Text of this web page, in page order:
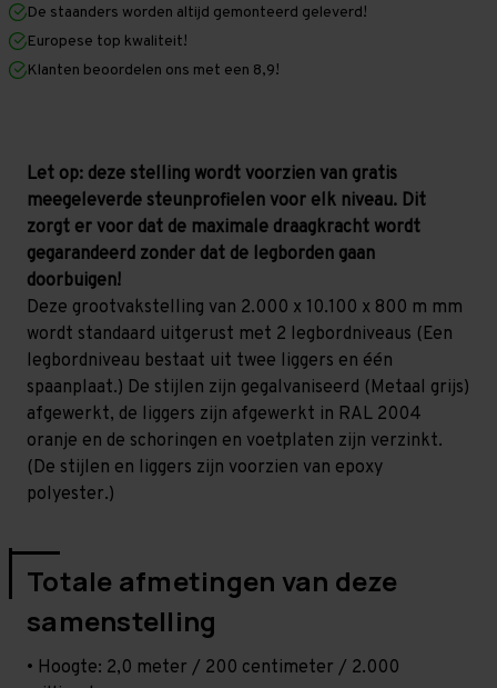
mm
x
800
mm
1.200
mm)
GALVA
mm
800
mm
1.200
mm)
GALVA
De staanders worden altijd gemonteerd geleverd!
Europese top kwaliteit!
Klanten beoordelen ons met een 8,9!
Let op: deze stelling wordt voorzien van gratis
meegeleverde steunprofielen voor elk niveau. Dit
zorgt er voor dat de maximale draagkracht wordt
gegarandeerd zonder dat de legborden gaan
doorbuigen!
Deze grootvakstelling van 2.000 x 10.100 x 800 m mm
wordt standaard uitgerust met 2 legbordniveaus (Een
legbordniveau bestaat uit twee liggers en één
spaanplaat.) De stijlen zijn gegalvaniseerd (Metaal grijs)
afgewerkt, de liggers zijn afgewerkt in RAL 2004
oranje en de schoringen en voetplaten zijn verzinkt.
(De stijlen en liggers zijn voorzien van epoxy
polyester.)
Totale afmetingen van deze
samenstelling
• Hoogte: 2,0 meter / 200 centimeter / 2.000